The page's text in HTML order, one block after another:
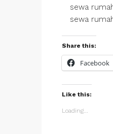
sewa
sewa
Share this:
Facebook
Like this:
Loading...